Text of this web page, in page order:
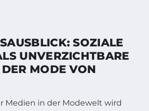
SOZIALE
UNVERZICHTBARE
MODE VON
Medien in der Modewelt wird